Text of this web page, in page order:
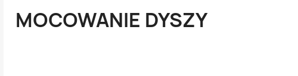
MOCOWANIE DYSZY